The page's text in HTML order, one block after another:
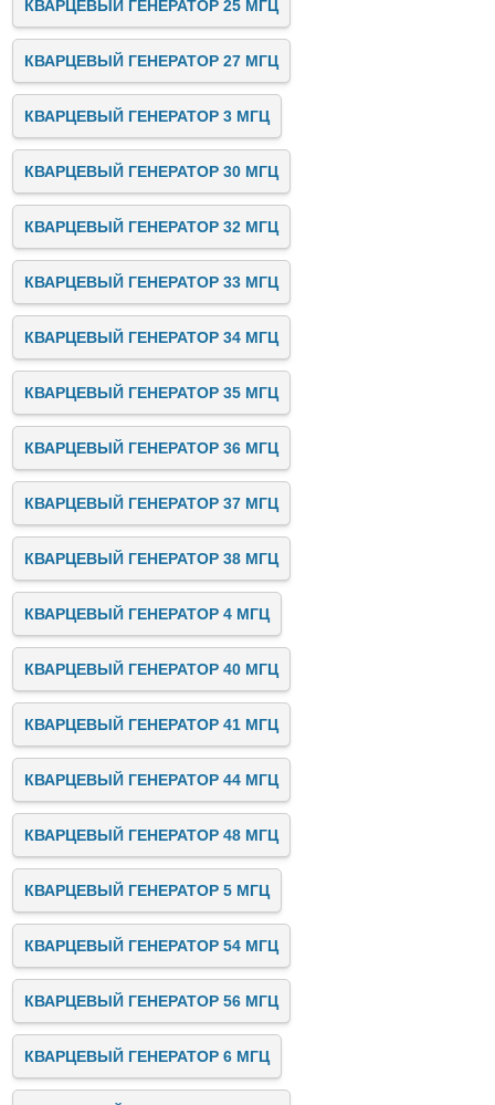
КВАРЦЕВЫЙ ГЕНЕРАТОР 25 МГЦ
КВАРЦЕВЫЙ ГЕНЕРАТОР 27 МГЦ
КВАРЦЕВЫЙ ГЕНЕРАТОР 3 МГЦ
КВАРЦЕВЫЙ ГЕНЕРАТОР 30 МГЦ
КВАРЦЕВЫЙ ГЕНЕРАТОР 32 МГЦ
КВАРЦЕВЫЙ ГЕНЕРАТОР 33 МГЦ
КВАРЦЕВЫЙ ГЕНЕРАТОР 34 МГЦ
КВАРЦЕВЫЙ ГЕНЕРАТОР 35 МГЦ
КВАРЦЕВЫЙ ГЕНЕРАТОР 36 МГЦ
КВАРЦЕВЫЙ ГЕНЕРАТОР 37 МГЦ
КВАРЦЕВЫЙ ГЕНЕРАТОР 38 МГЦ
КВАРЦЕВЫЙ ГЕНЕРАТОР 4 МГЦ
КВАРЦЕВЫЙ ГЕНЕРАТОР 40 МГЦ
КВАРЦЕВЫЙ ГЕНЕРАТОР 41 МГЦ
КВАРЦЕВЫЙ ГЕНЕРАТОР 44 МГЦ
КВАРЦЕВЫЙ ГЕНЕРАТОР 48 МГЦ
КВАРЦЕВЫЙ ГЕНЕРАТОР 5 МГЦ
КВАРЦЕВЫЙ ГЕНЕРАТОР 54 МГЦ
КВАРЦЕВЫЙ ГЕНЕРАТОР 56 МГЦ
КВАРЦЕВЫЙ ГЕНЕРАТОР 6 МГЦ